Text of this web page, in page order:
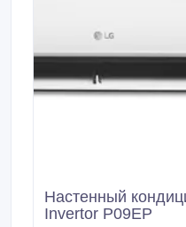
Настенный
Invertor P09EP